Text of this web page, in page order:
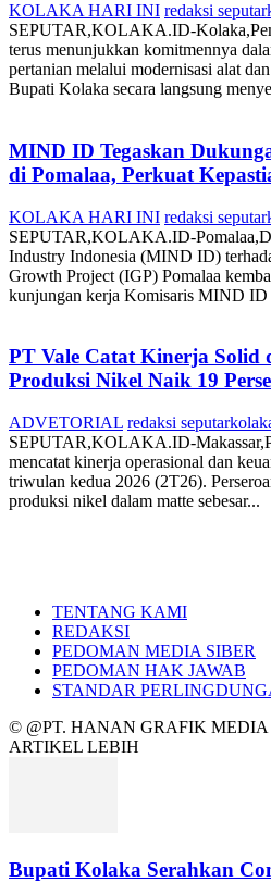
KOLAKA HARI INI redaksi
SEPUTAR,KOLAKA.ID-
terus menunjukkan komitmennya
pertanian melalui modernisasi alat
Bupati Kolaka secara langsung
MIND ID Tegaskan
di Pomalaa, Perkuat
KOLAKA HARI INI redaksi
SEPUTAR,KOLAKA.ID-
Industry Indonesia (MIND ID)
Growth Project (IGP) Pomalaa
kunjungan kerja Komisaris MIND ID
PT Vale Catat Kinerja Solid
Produksi Nikel Naik 19
ADVETORIAL redaksi
SEPUTAR,KOLAKA.ID-
mencatat kinerja operasional dan
triwulan kedua 2026 (2T26).
produksi nikel dalam matte sebesar...
TENTANG KAMI
REDAKSI
PEDOMAN MEDIA SIBER
PEDOMAN HAK JAWAB
STANDAR
© @PT. HANAN GRAFIK MEDIA
ARTIKEL LEBIH
Bupati Kolaka Serahkan